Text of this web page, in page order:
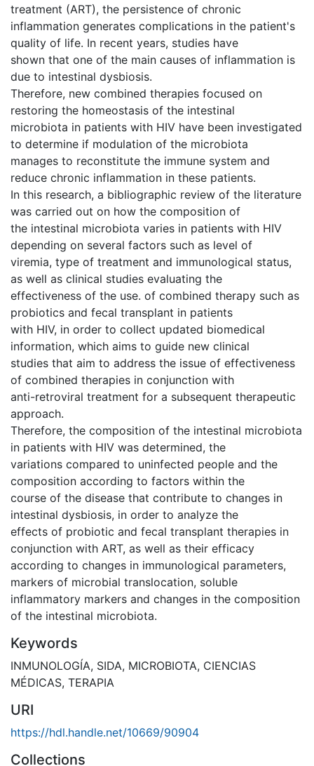
treatment (ART), the persistence of chronic
inflammation generates complications in the patient's
quality of life. In recent years, studies have
shown that one of the main causes of inflammation is
due to intestinal dysbiosis.
Therefore, new combined therapies focused on
restoring the homeostasis of the intestinal
microbiota in patients with HIV have been investigated
to determine if modulation of the microbiota
manages to reconstitute the immune system and
reduce chronic inflammation in these patients.
In this research, a bibliographic review of the literature
was carried out on how the composition of
the intestinal microbiota varies in patients with HIV
depending on several factors such as level of
viremia, type of treatment and immunological status,
as well as clinical studies evaluating the
effectiveness of the use. of combined therapy such as
probiotics and fecal transplant in patients
with HIV, in order to collect updated biomedical
information, which aims to guide new clinical
studies that aim to address the issue of effectiveness
of combined therapies in conjunction with
anti-retroviral treatment for a subsequent therapeutic
approach.
Therefore, the composition of the intestinal microbiota
in patients with HIV was determined, the
variations compared to uninfected people and the
composition according to factors within the
course of the disease that contribute to changes in
intestinal dysbiosis, in order to analyze the
effects of probiotic and fecal transplant therapies in
conjunction with ART, as well as their efficacy
according to changes in immunological parameters,
markers of microbial translocation, soluble
inflammatory markers and changes in the composition
of the intestinal microbiota.
Keywords
INMUNOLOGÍA, SIDA, MICROBIOTA, CIENCIAS
MÉDICAS, TERAPIA
URI
https://hdl.handle.net/10669/90904
Collections